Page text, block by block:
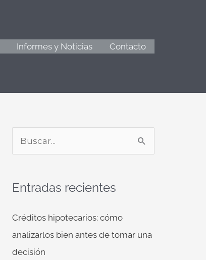
Informes y Noticias Contacto
a
p
Entradas recientes
Créditos hipotecarios: cómo
analizarlos bien antes de tomar una
decisión